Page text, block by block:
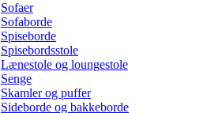
Sofaer
Sofaborde
Spiseborde
Spisebordsstole
Lænestole og loungestole
Senge
Skamler og puffer
Sideborde og bakkeborde